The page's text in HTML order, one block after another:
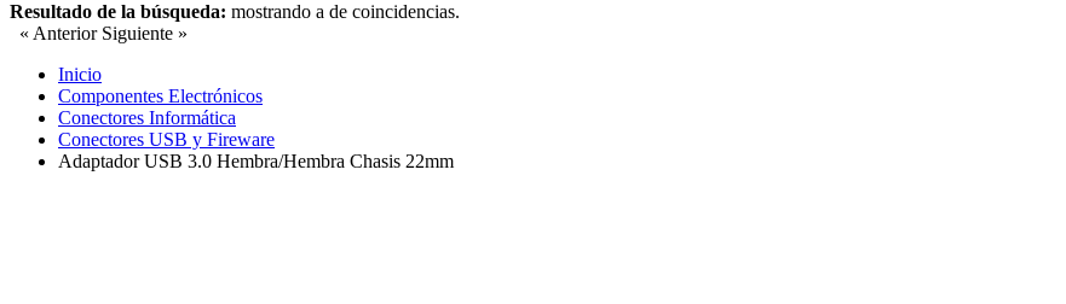
Resultado de la búsqueda: mostrando a de coincidencias.
« Anterior Siguiente »
Inicio
Componentes Electrónicos
Conectores Informática
Conectores USB y Fireware
Adaptador USB 3.0 Hembra/Hembra Chasis 22mm